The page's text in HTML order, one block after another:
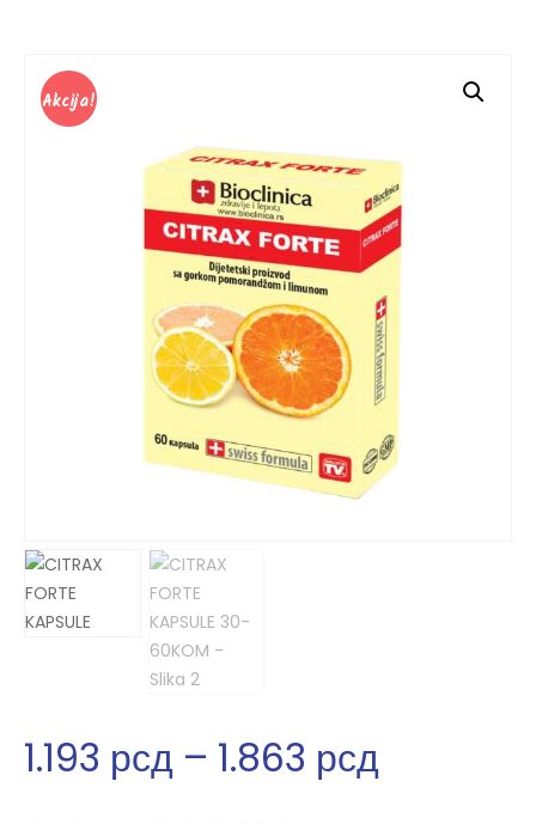
Akcija!
1.193 рсд – 1.863 рсд